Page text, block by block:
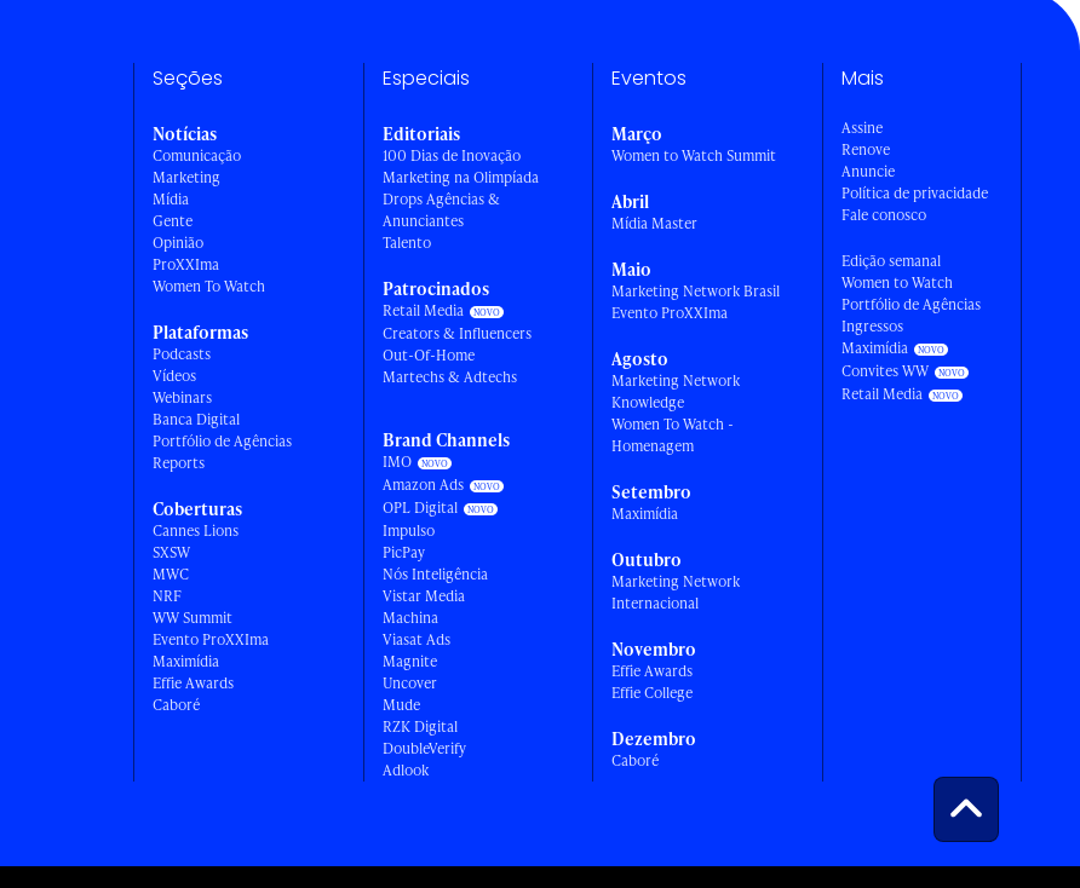
Seções
Notícias
Comunicação
Marketing
Mídia
Gente
Opinião
ProXXIma
Women To Watch
Plataformas
Podcasts
Vídeos
Webinars
Banca Digital
Portfólio de Agências
Reports
Coberturas
Cannes Lions
SXSW
MWC
NRF
WW Summit
Evento ProXXIma
Maximídia
Effie Awards
Caboré
Especiais
Editoriais
100 Dias de Inovação
Marketing na Olimpíada
Drops Agências &
Anunciantes
Talento
Patrocinados
Retail Media
Creators & Influencers
Out-Of-Home
Martechs & Adtechs
Brand Channels
IMO
Amazon Ads
OPL Digital
Impulso
PicPay
Nós Inteligência
Vistar Media
Machina
Viasat Ads
Magnite
Uncover
Mude
RZK Digital
DoubleVerify
Adlook
Eventos
Março
Women to Watch Summit
Abril
Mídia Master
Maio
Marketing Network Brasil
Evento ProXXIma
Agosto
Marketing Network
Knowledge
Women To Watch -
Homenagem
Setembro
Maximídia
Outubro
Marketing Network
Internacional
Novembro
Effie Awards
Effie College
Dezembro
Caboré
Mais
Assine
Renove
Anuncie
Política de privacidade
Fale conosco
Edição semanal
Women to Watch
Portfólio de Agências
Ingressos
Maximídia
Convites WW
Retail Media